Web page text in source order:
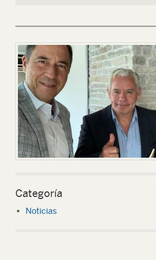
Categoría
Noticias